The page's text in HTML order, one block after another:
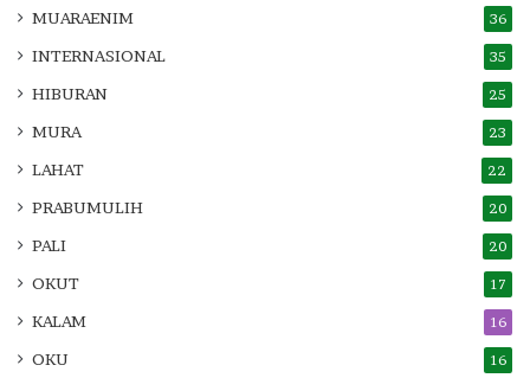
MUARAENIM 36
INTERNASIONAL 35
HIBURAN 25
MURA 23
LAHAT 22
PRABUMULIH 20
PALI 20
OKUT 17
KALAM 16
OKU 16